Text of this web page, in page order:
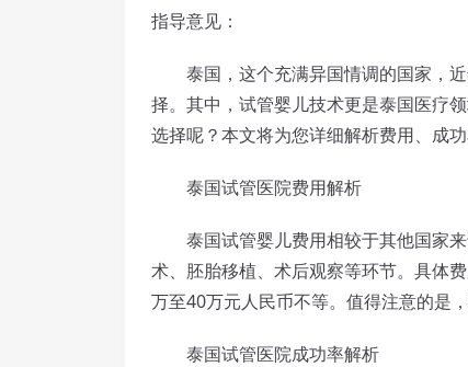
指导意见：
泰国，这个充满异国情调的国家，近
择。其中，试管婴儿技术更是泰国医疗
选择呢？本文将为您详细解析费用、成
泰国试管医院费用解析
泰国试管婴儿费用相较于其他国家来
术、胚胎移植、术后观察等环节。具体
万至40万元人民币不等。值得注意的是
泰国试管医院成功率解析